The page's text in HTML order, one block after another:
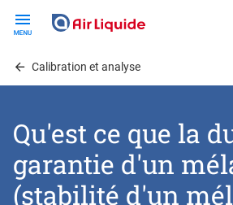
contentCalibration et analyse
Qu'est ce que la
garantie d'un
(stabilité d'un